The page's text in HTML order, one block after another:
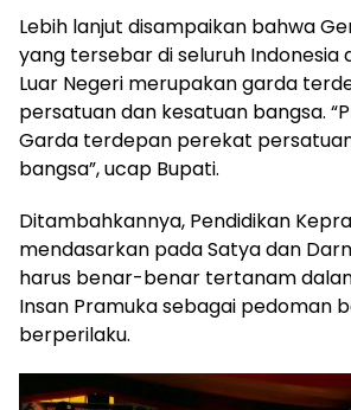
Lebih lanjut disampaikan bahwa
yang tersebar di seluruh Indonesia
Luar Negeri merupakan garda
persatuan dan kesatuan bangsa.
Garda terdepan perekat
bangsa”, ucap Bupati.
Ditambahkannya, Pendidikan
mendasarkan pada Satya dan
harus benar-benar tertanam
Insan Pramuka sebagai pedoman
berperilaku.